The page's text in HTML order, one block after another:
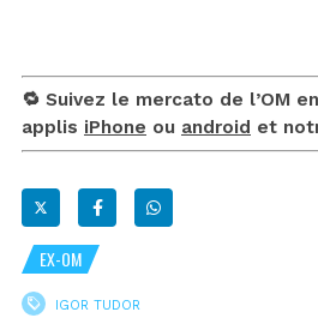
🔁 Suivez le mercato de l’OM
applis iPhone ou android et
EX-OM
IGOR TUDOR